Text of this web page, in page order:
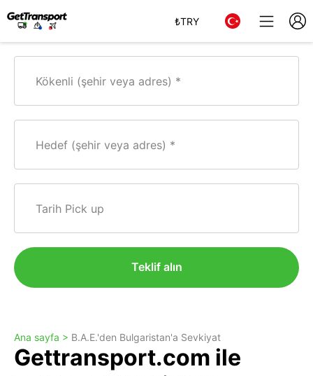
₺TRY
Kökenli (şehir veya adres)
Hedef (şehir veya adres)
Tarih Pick up
Teklif alın
Ana sayfa > B.A.E.'den Bulgaristan'a Sevkiyat
Gettransport.com ile